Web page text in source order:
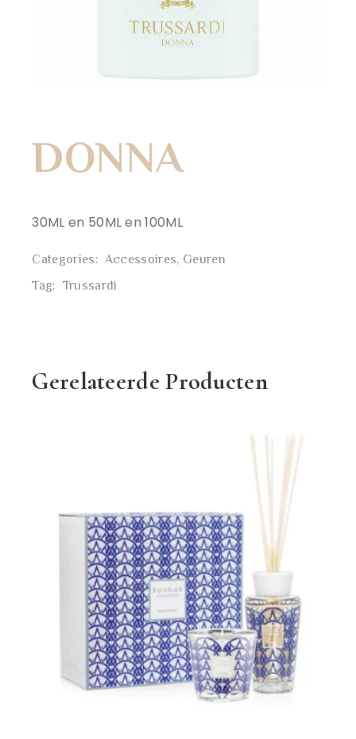
DONNA
30ML en 50ML en 100ML
Categories: Accessoires, Geuren
Tag: Trussardi
Gerelateerde Producten